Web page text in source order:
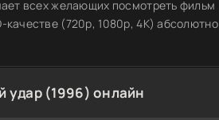
всех желающих посмотреть фильм
(720p, 1080p, 4K) абсолютно
удар (1996) онлайн